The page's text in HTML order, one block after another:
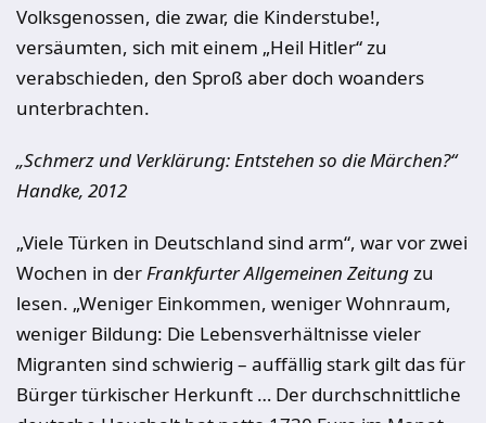
Volksgenossen, die zwar, die Kinderstube!,
versäumten, sich mit einem „Heil Hitler“ zu
verabschieden, den Sproß aber doch woanders
unterbrachten.
„Schmerz und Verklärung: Entstehen so die Märchen?“
Handke, 2012
„Viele Türken in Deutschland sind arm“, war vor zwei
Wochen in derFrankfurter Allgemeinen Zeitungzu
lesen. „Weniger Einkommen, weniger Wohnraum,
weniger Bildung: Die Lebensverhältnisse vieler
Migranten sind schwierig – auffällig stark gilt das für
Bürger türkischer Herkunft … Der durchschnittliche